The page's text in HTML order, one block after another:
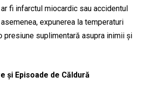
fi infarctul miocardic sau accidentul
expunerea la temperaturi
presiune suplimentară asupra inimii și
și Episoade de Căldură